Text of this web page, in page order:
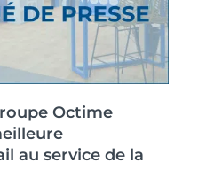
Octime
au service de la